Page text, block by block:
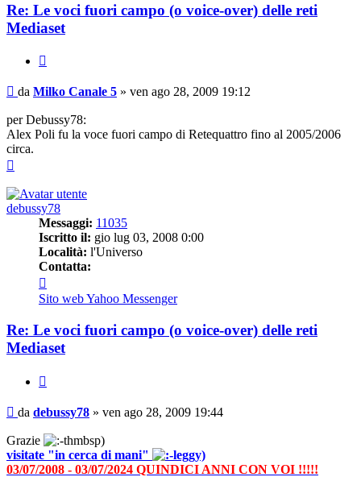
Re: Le voci fuori campo (o voice-over) delle reti
Mediaset
Messaggio
da Milko Canale 5 » ven ago 28, 2009 19:12
per Debussy78:
Alex Poli fu la voce fuori campo di Retequattro fino al 2005/2006
circa.
debussy78
Messaggi: 11035
Iscritto il: gio lug 03, 2008 0:00
Località: l'Universo
Contatta:
debussy78
Sito webYahoo Messenger
Re: Le voci fuori campo (o voice-over) delle reti
Mediaset
Messaggio
da debussy78 » ven ago 28, 2009 19:44
Grazie
visitate "in cerca di mani"
03/07/2008 - 03/07/2024 QUINDICI ANNI CON VOI !!!!!